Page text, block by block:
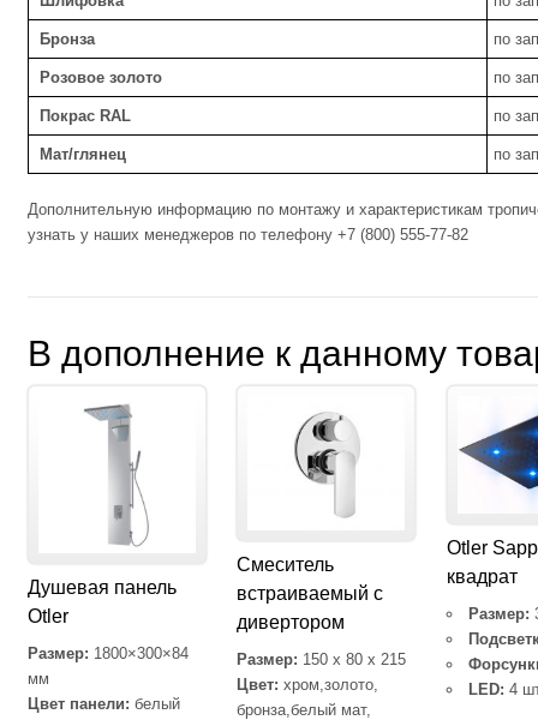
Бронза по
Розовое золото по
Покрас RAL по
Мат/глянец по
Дополнительную информацию по монтажу и характеристикам
узнать у наших менеджеров по телефону +7 (800) 555-77-82
В дополнение к данному
Душевая панель
Otler
Размер: 1800×300×84
мм
Цвет панели: белый
Cмеситель
встраиваемый с
дивертором
Размер: 150 x 80 x 215
Цвет: хром,золото,
бронза,белый мат,
Otler
квадрат
Размер:
LED: 4